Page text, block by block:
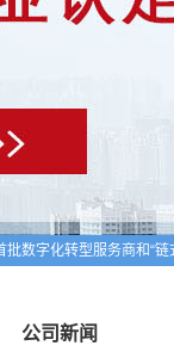
数字化转型服务商和“
高新技术企业进行备案的
公司新闻